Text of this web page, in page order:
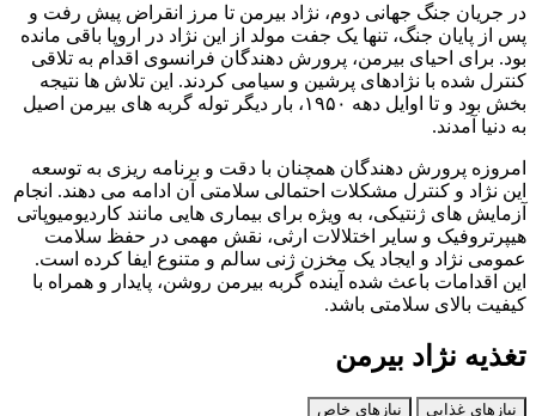
در جریان جنگ جهانی دوم، نژاد بیرمن تا مرز انقراض پیش رفت و
پس از پایان جنگ، تنها یک جفت مولد از این نژاد در اروپا باقی مانده
بود. برای احیای بیرمن، پرورش‌ دهندگان فرانسوی اقدام به تلاقی
کنترل‌ شده با نژادهای پرشین و سیامی کردند. این تلاش‌ ها نتیجه‌
بخش بود و تا اوایل دهه ۱۹۵۰، بار دیگر توله‌ گربه‌ های بیرمن اصیل
به دنیا آمدند.
امروزه پرورش‌ دهندگان همچنان با دقت و برنامه‌ ریزی به توسعه
این نژاد و کنترل مشکلات احتمالی سلامتی آن ادامه می‌ دهند. انجام
آزمایش‌ های ژنتیکی، به‌ ویژه برای بیماری‌ هایی مانند کاردیومیوپاتی
هیپرتروفیک و سایر اختلالات ارثی، نقش مهمی در حفظ سلامت
عمومی نژاد و ایجاد یک مخزن ژنی سالم و متنوع ایفا کرده است.
این اقدامات باعث شده آینده گربه بیرمن روشن، پایدار و همراه با
کیفیت بالای سلامتی باشد.
تغذیه نژاد بیرمن
نیازهای غذایی نیازهای خاص